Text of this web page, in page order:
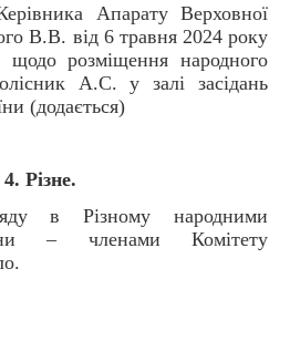
Апарату Верховної
В.В. від 6 травня 2024 року
розміщення народного
А.С. у залі засідань
(додається)
4. Різне.
в Різному народними
– членами Комітету